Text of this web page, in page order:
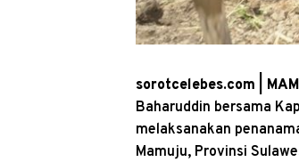
sorotcelebes.com |
Baharuddin bersama
melaksanakan
Mamuju, Provinsi